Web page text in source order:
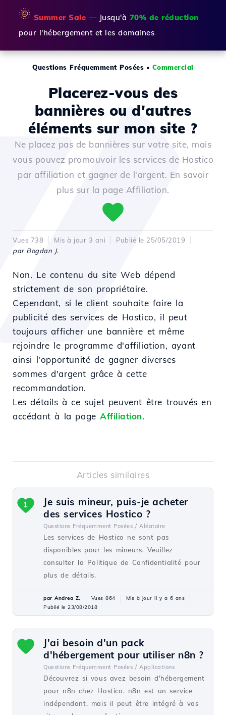
🌞 Summer Sale — Jusqu'à 70% de réduction
pour l'hébergement et les domaines
Questions Fréquemment Posées • Commercial
Placerez-vous des
bannières ou d'autres
éléments sur mon site ?
Ne placez pas de bannières sur votre site, mais
vous pouvez promouvoir les services de Hostico
par affiliation et gagner de l'argent. En savoir
plus sur la page Affiliation.
Vues 738 Mis à jour 3 ani
Publié le 25/05/2019
par Bogdan J.
Non. Le contenu du site Web dépend
strictement de son propriétaire.
Cependant, si le client souhaite faire la
publicité des services de Hostico, il peut
toujours afficher une bannière et même
rejoindre le programme d'affiliation, ayant
ainsi l'opportunité de gagner diverses
sommes d'argent grâce à cette
recommandation.
Les détails à ce sujet peuvent être trouvés en
accédant à la pageAffiliation.
Articles similaires
Je suis mineur, puis-je acheter
des services Hostico ?
Questions Fréquemment Posées / Aléatoire
Les services de Hostico ne sont pas
disponibles pour les mineurs. Veuillez
consulter la Politique de Confidentialité pour
plus de détails.
1
par Andrea Z. Vues 864
Mis à jour il y a 6 ans
Publié le 23/08/2018
J'ai besoin d'un pack
d'hébergement pour utiliser n8n ?
Questions Fréquemment Posées / Applications
Découvrez si vous avez besoin d'hébergement
pour n8n chez Hostico. n8n est un service
indépendant, mais il peut être intégré à vos